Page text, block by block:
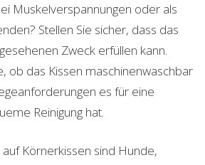
Muskelverspannungen oder als
Stellen Sie sicher, dass das
Zweck erfüllen kann.
ob das Kissen maschinenwaschbar
es für eine
Reinigung hat.
Körnerkissen sind Hunde,